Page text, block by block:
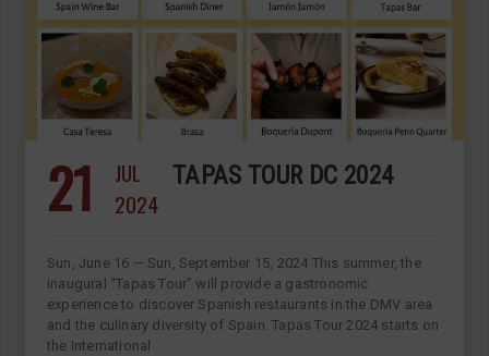
21
JUL
2024
TAPAS TOUR DC 2024
Sun, June 16 — Sun, September 15, 2024 This summer, the
inaugural “Tapas Tour” will provide a gastronomic
experience to discover Spanish restaurants in the DMV area
and the culinary diversity of Spain. Tapas Tour 2024 starts on
the International